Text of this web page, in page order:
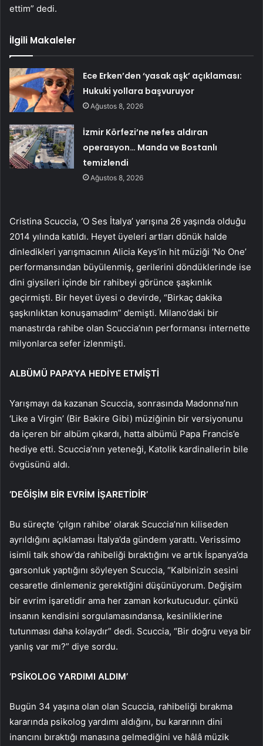
ettim” dedi.
İlgili Makaleler
Ece Erken’den ‘yasak aşk’ açıklaması:
Hukuki yollara başvuruyor
Ağustos 8, 2026
İzmir Körfezi’ne nefes aldıran
operasyon… Manda ve Bostanlı
temizlendi
Ağustos 8, 2026
Cristina Scuccia, ‘O Ses İtalya’ yarışına 26 yaşında olduğu
2014 yılında katıldı. Heyet üyeleri artları dönük halde
dinledikleri yarışmacının Alicia Keys’in hit müziği ‘No One’
performansından büyülenmiş, gerilerini döndüklerinde ise
dini giysileri içinde bir rahibeyi görünce şaşkınlık
geçirmişti. Bir heyet üyesi o devirde, “Birkaç dakika
şaşkınlıktan konuşamadım” demişti. Milano’daki bir
manastırda rahibe olan Scuccia’nın performansı internette
milyonlarca sefer izlenmişti.
ALBÜMÜ PAPA’YA HEDİYE ETMİŞTİ
Yarışmayı da kazanan Scuccia, sonrasında Madonna’nın
‘Like a Virgin’ (Bir Bakire Gibi) müziğinin bir versiyonunu
da içeren bir albüm çıkardı, hatta albümü Papa Francis’e
hediye etti. Scuccia’nın yeteneği, Katolik kardinallerin bile
övgüsünü aldı.
‘DEĞİŞİM BİR EVRİM İŞARETİDİR’
Bu süreçte ‘çılgın rahibe’ olarak Scuccia’nın kiliseden
ayrıldığını açıklaması İtalya’da gündem yarattı. Verissimo
isimli talk show’da rahibeliği bıraktığını ve artık İspanya’da
garsonluk yaptığını söyleyen Scuccia, “Kalbinizin sesini
cesaretle dinlemeniz gerektiğini düşünüyorum. Değişim
bir evrim işaretidir ama her zaman korkutucudur. çünkü
insanın kendisini sorgulamasındansa, kesinliklerine
tutunması daha kolaydır” dedi. Scuccia, “Bir doğru veya bir
yanlış var mı?” diye sordu.
‘PSİKOLOG YARDIMI ALDIM’
Bugün 34 yaşına olan olan Scuccia, rahibeliği bırakma
kararında psikolog yardımı aldığını, bu kararının dini
inancını bıraktığı manasına gelmediğini ve hâlâ müzik